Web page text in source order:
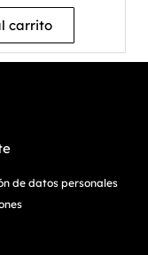
carrito
de datos personales